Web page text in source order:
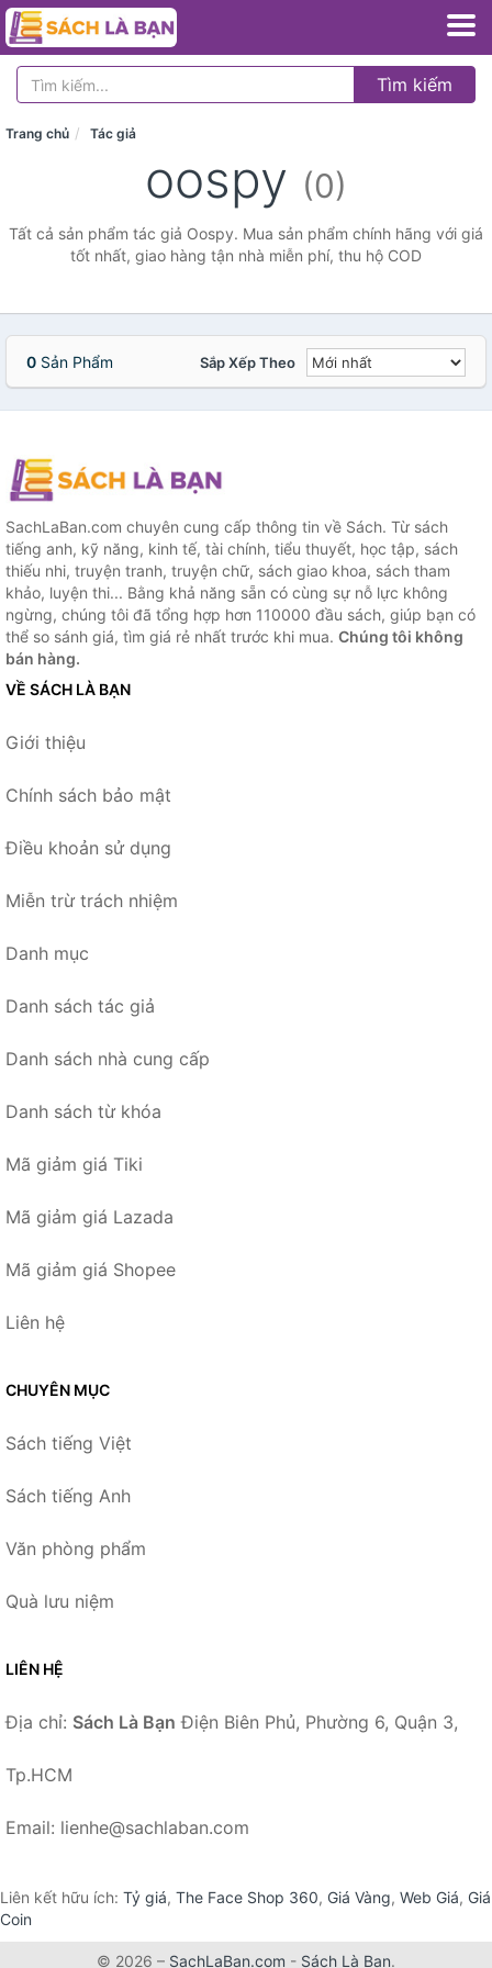
Tìm kiếm
Trang chủ Tác giả
oospy (0)
Tất cả sản phẩm tác giả Oospy. Mua sản phẩm chính hãng với giá
tốt nhất, giao hàng tận nhà miễn phí, thu hộ COD
0 Sản Phẩm Sắp Xếp Theo
SachLaBan.com chuyên cung cấp thông tin về Sách. Từ sách
tiếng anh, kỹ năng, kinh tế, tài chính, tiểu thuyết, học tập, sách
thiếu nhi, truyện tranh, truyện chữ, sách giao khoa, sách tham
khảo, luyện thi... Bằng khả năng sẵn có cùng sự nỗ lực không
ngừng, chúng tôi đã tổng hợp hơn 110000 đầu sách, giúp bạn có
thể so sánh giá, tìm giá rẻ nhất trước khi mua. Chúng tôi không
bán hàng.
VỀ SÁCH LÀ BẠN
Giới thiệu
Chính sách bảo mật
Điều khoản sử dụng
Miễn trừ trách nhiệm
Danh mục
Danh sách tác giả
Danh sách nhà cung cấp
Danh sách từ khóa
Mã giảm giá Tiki
Mã giảm giá Lazada
Mã giảm giá Shopee
Liên hệ
CHUYÊN MỤC
Sách tiếng Việt
Sách tiếng Anh
Văn phòng phẩm
Quà lưu niệm
LIÊN HỆ
Địa chỉ: Sách Là Bạn Điện Biên Phủ, Phường 6, Quận 3,
Tp.HCM
Email: lienhe@sachlaban.com
Liên kết hữu ích: Tỷ giá, The Face Shop 360, Giá Vàng, Web Giá, Giá
Coin
© 2026 – SachLaBan.com - Sách Là Bạn.